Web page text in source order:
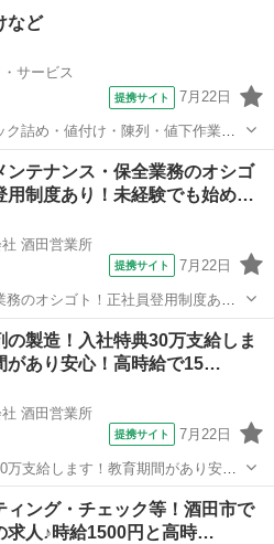
食堂利用可！クリーンルーム内作
その他
など
サービス
提携サイト 7月22日
詰め・値付け・陳列・値下作業な
をご希望の方にもオススメ。勤務
車通勤OK。未経験者歓迎。 業務習
...
工場
ンテナンス・保全業務のオシゴ
用制度あり！未経験でも始め…
酒田営業所
提携サイト 7月22日
のオシゴト！正社員登用制度あ
ヶ月間の研修中
月間の研修中は水光熱費も無料！
の製造！入社特典30万支給しま
があり安心！高時給で15…
酒田営業所
提携サイト 7月22日
万支給します！教育期間があり安
Point4☆快適1ルーム寮が備品込
ィング・チェック等！酒田市で
求人♪時給1500円と高時…